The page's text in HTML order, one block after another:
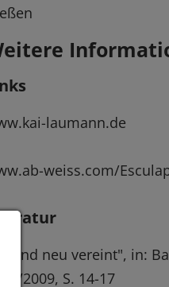
laumann.de
weiss.com/
und neu vereint", in:
6/2009, S. 14-17